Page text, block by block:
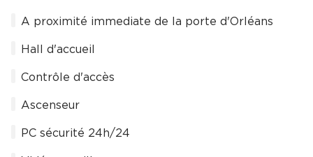
A proximité immediate de la porte d'Orléans
Hall d'accueil
Contrôle d'accès
Ascenseur
PC sécurité 24h/24